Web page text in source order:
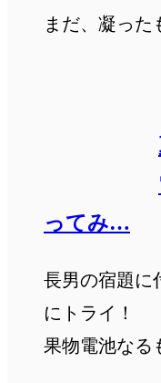
まだ、凝っ
ってみ…
長男の宿題に
にトライ！
果物電池なる